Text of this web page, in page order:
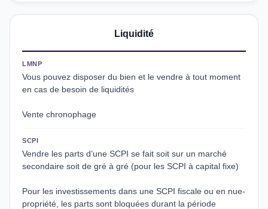
Liquidité
LMNP
Vous pouvez disposer du bien et le vendre à tout moment
en cas de besoin de liquidités
Vente chronophage
SCPI
Vendre les parts d’une SCPI se fait soit sur un marché
secondaire soit de gré à gré (pour les SCPI à capital fixe)
Pour les investissements dans une SCPI fiscale ou en nue-
propriété, les parts sont bloquées durant la période